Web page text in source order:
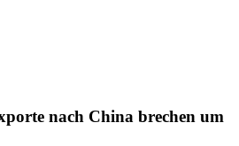
nach China brechen um